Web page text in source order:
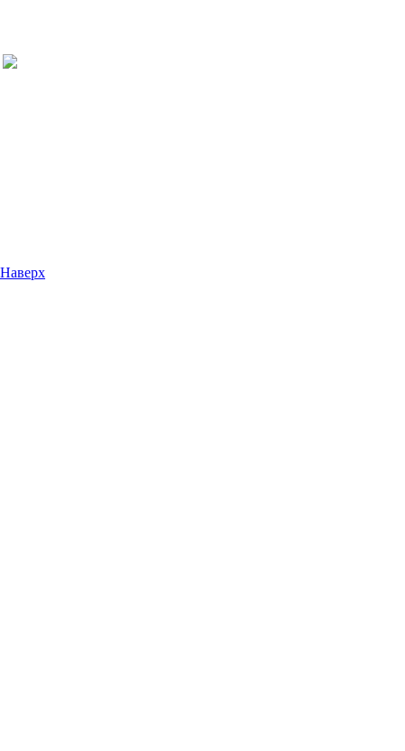
Наверх